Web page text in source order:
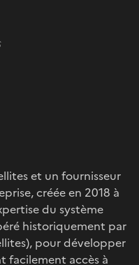
et un fournisseur
créée en 2018 à
du système
historiquement par
pour développer
facilement accès à